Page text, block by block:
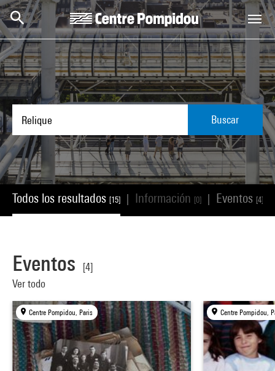
Skip to main content
Centre Pompidou
Buscar
Todos los resultados [15] Información [0] Eventos [4]
Eventos
[4]
Ver todo
Centre Pompidou, Paris Centre Pompidou,